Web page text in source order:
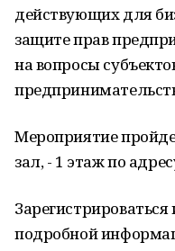
действующих для
защите прав
на вопросы
Мероприятие
зал, - 1 этаж по
подробной